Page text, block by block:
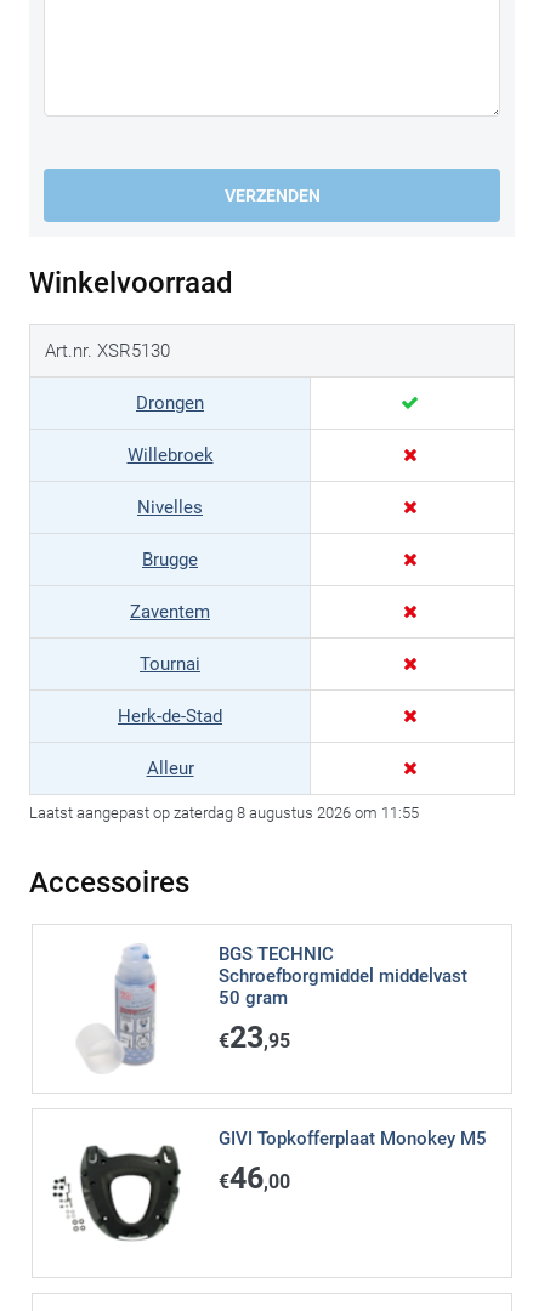
VERZENDEN
Winkelvoorraad
Art.nr. XSR5130
Drongen
Willebroek
Nivelles
Brugge
Zaventem
Tournai
Herk-de-Stad
Alleur
Laatst aangepast op zaterdag 8 augustus 2026 om 11:55
Accessoires
BGS TECHNIC
Schroefborgmiddel middelvast
50 gram
€23,95
GIVI Topkofferplaat Monokey M5
€46,00